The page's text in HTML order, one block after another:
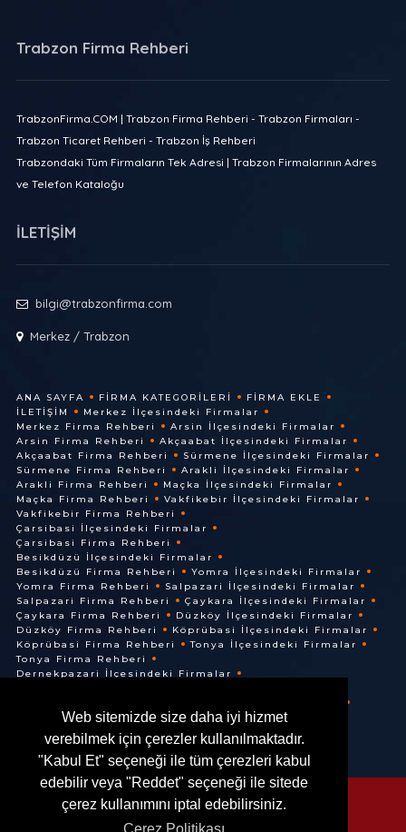
Web sitemizde size daha iyi hizmet
verebilmek için çerezler kullanılmaktadır.
"Kabul Et" seçeneği ile tüm çerezleri kabul
edebilir veya "Reddet" seçeneği ile sitede
çerez kullanımını iptal edebilirsiniz.
Trabzon Firma Rehberi
TrabzonFirma.COM | Trabzon Firma Rehberi - Trabzon Firmaları -
Trabzon Ticaret Rehberi - Trabzon İş Rehberi
Trabzondaki Tüm Firmaların Tek Adresi | Trabzon Firmalarının Adres
ve Telefon Kataloğu
İLETİŞİM
bilgi@trabzonfirma.com
Merkez / Trabzon
ANA SAYFA FIRMA KATEGORILERI
FIRMA EKLE
İLETIŞIM
Merkez İlçesindeki Firmalar
Merkez Firma Rehberi
Arsin İlçesindeki Firmalar
Arsin Firma Rehberi
Akçaabat İlçesindeki Firmalar
Akçaabat Firma Rehberi
Sürmene İlçesindeki Firmalar
Sürmene Firma Rehberi
Arakli İlçesindeki Firmalar
Arakli Firma Rehberi
Maçka İlçesindeki Firmalar
Maçka Firma Rehberi
Vakfikebir İlçesindeki Firmalar
Vakfikebir Firma Rehberi
Çarsibasi İlçesindeki Firmalar
Çarsibasi Firma Rehberi
Besikdüzü İlçesindeki Firmalar
Besikdüzü Firma Rehberi
Yomra İlçesindeki Firmalar
Yomra Firma Rehberi
Salpazari İlçesindeki Firmalar
Salpazari Firma Rehberi
Çaykara İlçesindeki Firmalar
Çaykara Firma Rehberi
Düzköy İlçesindeki Firmalar
Düzköy Firma Rehberi
Köprübasi İlçesindeki Firmalar
Köprübasi Firma Rehberi
Tonya İlçesindeki Firmalar
Tonya Firma Rehberi
Dernekpazari İlçesindeki Firmalar
Of İlçesindeki Firmalar
Of Firma Rehberi